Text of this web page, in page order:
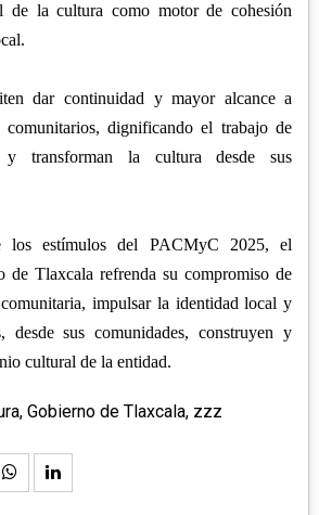
de la cultura como motor de cohesión
dar continuidad y mayor alcance a
comunitarios, dignificando el trabajo de
y transforman la cultura desde sus
los estímulos del PACMyC 2025, el
de Tlaxcala refrenda su compromiso de
impulsar la identidad local y
desde sus comunidades, construyen y
cultural de la entidad.
, Gobierno de Tlaxcala, zzz